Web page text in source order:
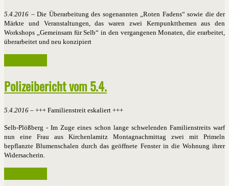
5.4.2016 – Die Überarbeitung des sogenannten „Roten Fadens“ sowie die der
Märkte und Veranstaltungen, das waren zwei Kernpunktthemen aus den
Workshops „Gemeinsam für Selb“ in den vergangenen Monaten, die erarbeitet,
überarbeitet und neu konzipiert
Polizeibericht vom 5.4.
5.4.2016 – +++ Familienstreit eskaliert +++
Selb-Plößberg - Im Zuge eines schon lange schwelenden Familienstreits warf
nun eine Frau aus Kirchenlamitz Montagnachmittag zwei mit Primeln
bepflanzte Blumenschalen durch das geöffnete Fenster in die Wohnung ihrer
Widersacherin.